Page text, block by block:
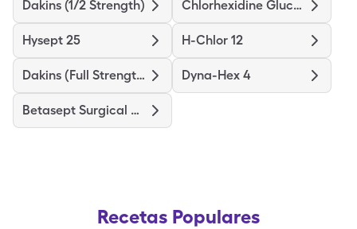
Dakins (1/2 Strength) Chlorhexidine Gluconate
Hysept 25 H-Chlor 12
Dakins (Full Strength) Dyna-Hex 4
Betasept Surgical Scrub
Recetas Populares